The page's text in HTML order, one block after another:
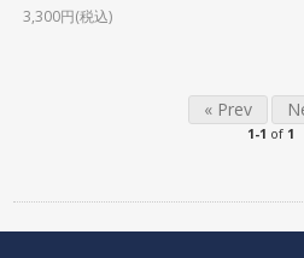
3,300円(税込)
« Prev
1-1 of 1